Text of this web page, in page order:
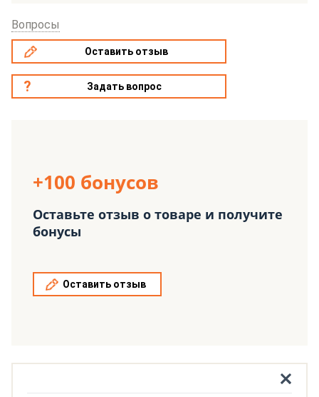
Вопросы
Оставить отзыв
Задать вопрос
+100 бонусов
Оставьте отзыв о товаре и получите
бонусы
Оставить отзыв